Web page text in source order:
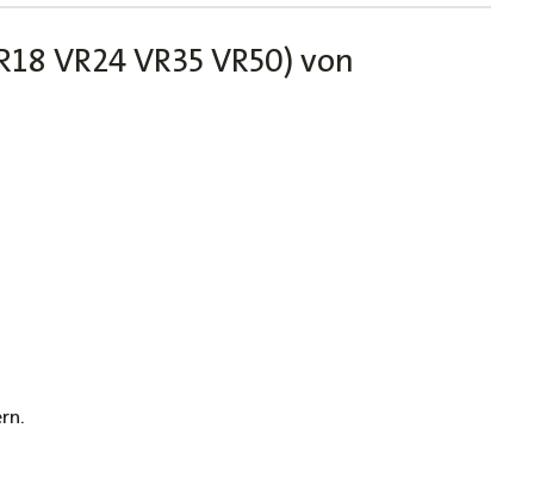
VR24 VR35 VR50) von